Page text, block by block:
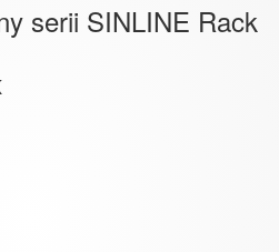
serii SINLINE Rack